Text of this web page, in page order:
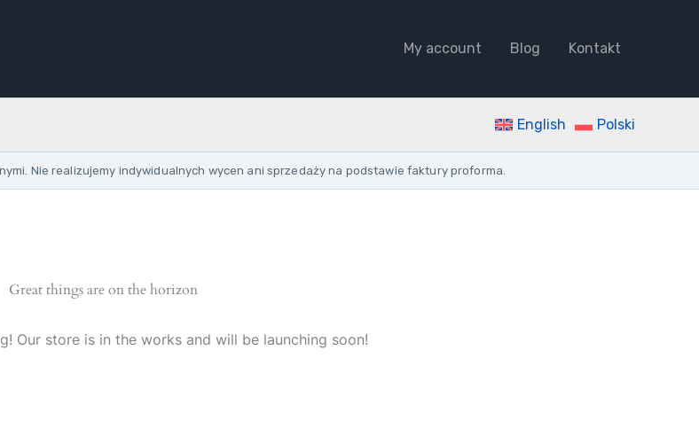
My account Blog Kontakt
English Polski
Nie realizujemy indywidualnych wycen ani sprzedaży na podstawie faktury proforma.
Great things are on the horizon
Our store is in the works and will be launching soon!
2X